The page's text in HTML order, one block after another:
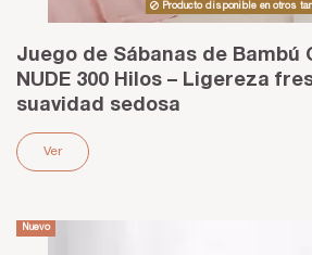
Producto disponible en otros
Juego de Sábanas de Bambú
NUDE 300 Hilos – Ligereza
suavidad sedosa
Ver
Nuevo